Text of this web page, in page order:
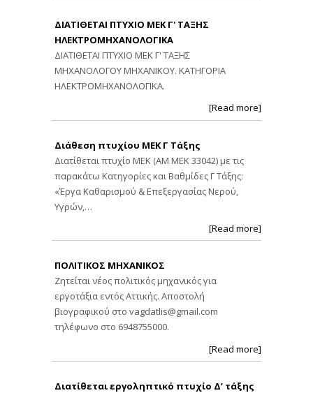
ΔΙΑΤΙΘΕΤΑΙ ΠΤΥΧΙΟ ΜΕΚ Γ' ΤΑΞΗΣ
ΗΛΕΚΤΡΟΜΗΧΑΝΟΛΟΓΙΚΑ
ΔΙΑΤΙΘΕΤΑΙ ΠΤΥΧΙΟ ΜΕΚ Γ' ΤΑΞΗΣ
ΜΗΧΑΝΟΛΟΓΟΥ ΜΗΧΑΝΙΚΟΥ. ΚΑΤΗΓΟΡΙΑ
ΗΛΕΚΤΡΟΜΗΧΑΝΟΛΟΓΙΚΑ.
[Read more]
Διάθεση πτυχίου ΜΕΚ Γ Τάξης
Διατίθεται πτυχίο ΜΕΚ (ΑΜ ΜΕΚ 33042) με τις
παρακάτω Κατηγορίες και Βαθμίδες Γ Τάξης:
«Έργα Καθαρισμού & Επεξεργασίας Νερού,
Υγρών,…
[Read more]
ΠΟΛΙΤΙΚΟΣ ΜΗΧΑΝΙΚΟΣ
Ζητείται νέος πολιτικός μηχανικός για
εργοτάξια εντός Αττικής. Αποστολή
βιογραφικού στο vagdatlis@gmail.com
τηλέφωνο στο 6948755000.
[Read more]
Διατίθεται εργοληπτικό πτυχίο Δ’ τάξης